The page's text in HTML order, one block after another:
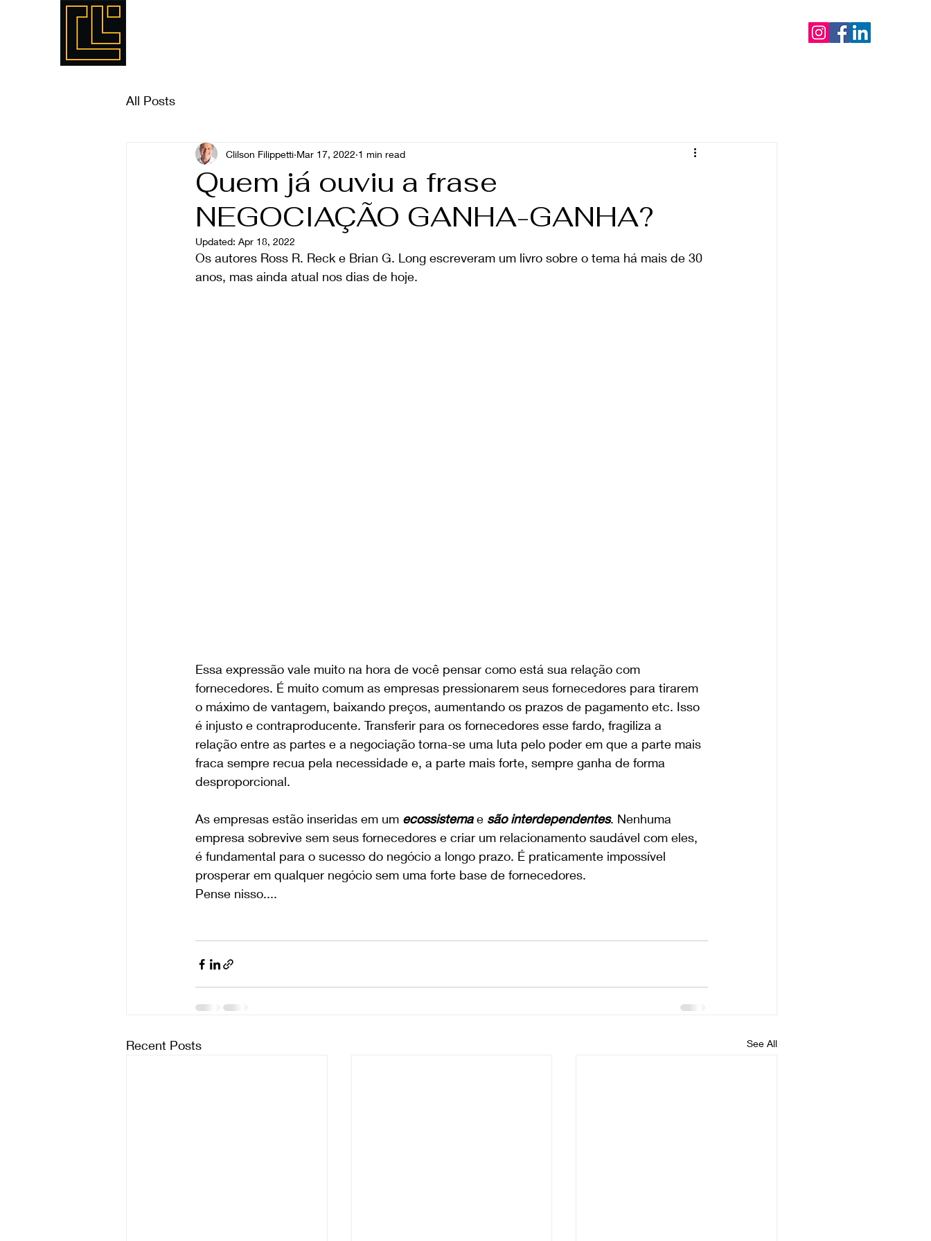
All Posts
Quem já ouviu a frase
NEGOCIAÇÃO GANHA-GANHA?
Clilson Filippetti Mar 17, 2022 1 min read
Updated: Apr 18, 2022
Os autores Ross R. Reck e Brian G. Long escreveram um livro sobre o tema há mais de 30
anos, mas ainda atual nos dias de hoje.
Essa expressão vale muito na hora de você pensar como está sua relação com
fornecedores. É muito comum as empresas pressionarem seus fornecedores para tirarem
o máximo de vantagem, baixando preços, aumentando os prazos de pagamento etc. Isso
é injusto e contraproducente. Transferir para os fornecedores esse fardo, fragiliza a
relação entre as partes e a negociação torna-se uma luta pelo poder em que a parte mais
fraca sempre recua pela necessidade e, a parte mais forte, sempre ganha de forma
desproporcional.
As empresas estão inseridas em um ecossistema e são interdependentes. Nenhuma
empresa sobrevive sem seus fornecedores e criar um relacionamento saudável com eles,
é fundamental para o sucesso do negócio a longo prazo. É praticamente impossível
prosperar em qualquer negócio sem uma forte base de fornecedores.
Pense nisso....
Recent Posts See All